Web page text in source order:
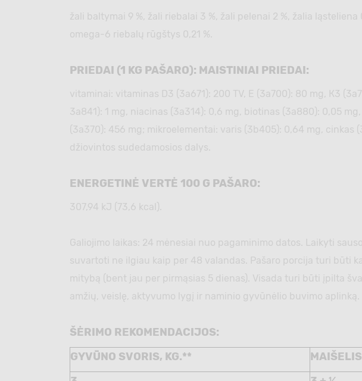
žali baltymai 9 %, žali riebalai 3 %, žali pelenai 2 %, žalia
omega-6 riebalų rūgštys 0,21 %.
PRIEDAI (1 KG PAŠARO): MAISTINIAI PRIEDAI:
vitaminai: vitaminas D3 (3а671): 200 TV, Е (3а700): 80 mg, К3
3а841): 1 mg, niacinas (3а314): 0,6 mg, biotinas (3а880): 0,05
(3а370): 456 mg; mikroelementai: varis (3b405): 0,64 mg,
džiovintos sudedamosios dalys.
ENERGETINĖ VERTĖ 100 G PAŠARO:
307,94 kJ (73,6 kcal).
Galiojimo laikas: 24 mėnesiai nuo pagaminimo datos. Laikyti
suvartoti ne ilgiau kaip per 48 valandas. Pašaro porcija turi būti
mitybą (bent jau per pirmąsias 5 dienas). Visada turi būti įpilta
amžių, veislę, aktyvumo lygį ir naminio gyvūnėlio buvimo aplinką.
ŠĖRIMO REKOMENDACIJOS:
GYVŪNO SVORIS, KG.**